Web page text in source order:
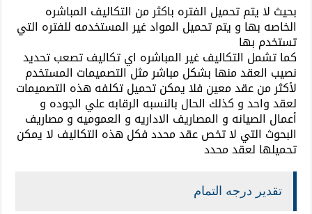
بحيث لا يتم تحميل الفتره باكثر من التكاليف المباشره
الخاصه بها و يتم تحميل المواد غير المستخدمه للفتره التي
تستخدم بها
كما تشمل التكاليف غير المباشره اي تكاليف تصعب تحديد
نصيب العقد منها بشكل مباشر مثل التصميمات المستخدم
لأكثر من عقد معين فلا يمكن تحميل تكلفه هذه التصميمات
لعقد واحد و كذلك الحال بالنسبه الرقابه علي الجوده و
أعمال الصيانه و المصاريف الاداريه و العموميه و مصاريف
البحوث التي لا تخص عقد محدد فكل هذه التكاليف لا يمكن
تحميلها لعقد محدد
تقدير درجه التمام